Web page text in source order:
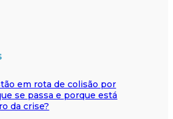
em rota de colisão por
se passa e porque está
da crise?